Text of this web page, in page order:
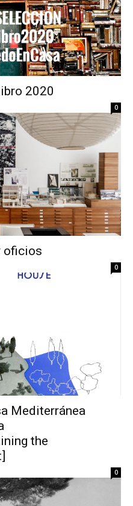
2020
0
oficios
0
Mediterránea
the
0